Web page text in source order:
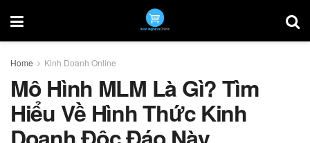
Home Kinh Doanh Online
Mô Hình MLM Là Gì? Tìm
Hiểu Về Hình Thức Kinh